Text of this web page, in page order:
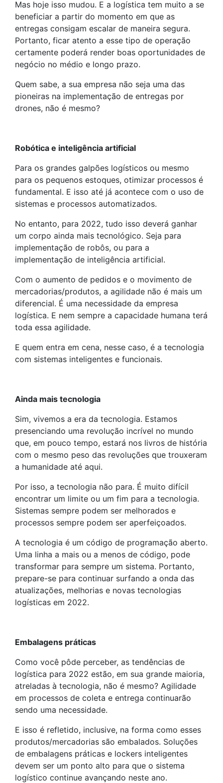
Mas hoje isso mudou. E a logística tem muito a se
beneficiar a partir do momento em que as
entregas consigam escalar de maneira segura.
Portanto, ficar atento a esse tipo de operação
certamente poderá render boas oportunidades de
negócio no médio e longo prazo.
Quem sabe, a sua empresa não seja uma das
pioneiras na implementação de entregas por
drones, não é mesmo?
Robótica e inteligência artificial
Para os grandes galpões logísticos ou mesmo
para os pequenos estoques, otimizar processos é
fundamental. E isso até já acontece com o uso de
sistemas e processos automatizados.
No entanto, para 2022, tudo isso deverá ganhar
um corpo ainda mais tecnológico. Seja para
implementação de robôs, ou para a
implementação de inteligência artificial.
Com o aumento de pedidos e o movimento de
mercadorias/produtos, a agilidade não é mais um
diferencial. É uma necessidade da empresa
logística. E nem sempre a capacidade humana terá
toda essa agilidade.
E quem entra em cena, nesse caso, é a tecnologia
com sistemas inteligentes e funcionais.
Ainda mais tecnologia
Sim, vivemos a era da tecnologia. Estamos
presenciando uma revolução incrível no mundo
que, em pouco tempo, estará nos livros de história
com o mesmo peso das revoluções que trouxeram
a humanidade até aqui.
Por isso, a tecnologia não para. É muito difícil
encontrar um limite ou um fim para a tecnologia.
Sistemas sempre podem ser melhorados e
processos sempre podem ser aperfeiçoados.
A tecnologia é um código de programação aberto.
Uma linha a mais ou a menos de código, pode
transformar para sempre um sistema. Portanto,
prepare-se para continuar surfando a onda das
atualizações, melhorias e novas tecnologias
logísticas em 2022.
Embalagens práticas
Como você pôde perceber, as tendências de
logística para 2022 estão, em sua grande maioria,
atreladas à tecnologia, não é mesmo? Agilidade
em processos de coleta e entrega continuarão
sendo uma necessidade.
E isso é refletido, inclusive, na forma como esses
produtos/mercadorias são embalados. Soluções
de embalagens práticas e lockers inteligentes
devem ser um ponto alto para que o sistema
logístico continue avançando neste ano.